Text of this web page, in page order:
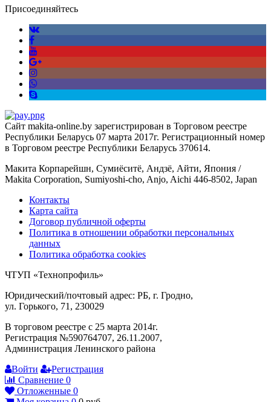
Присоединяйтесь
Сайт makita-online.by зарегистрирован в Торговом реестре
Республики Беларусь 07 марта 2017г. Регистрационный номер
в Торговом реестре Республики Беларусь 370614.
Макита Корпарейшн, Сумиёситё, Андзё, Айти, Япония /
Makita Corporation, Sumiyoshi-cho, Anjo, Aichi 446-8502, Japan
Контакты
Карта сайта
Договор публичной оферты
Политика в отношении обработки персональных
данных
Политика обработка cookies
ЧТУП «Технопрофиль»
Юридический/почтовый адрес: РБ, г. Гродно,
ул. Горького, 71, 230029
В торговом реестре с 25 марта 2014г.
Регистрация №590764707, 26.11.2007,
Администрация Ленинского района
Войти
Регистрация
Сравнение 0
Отложенные 0